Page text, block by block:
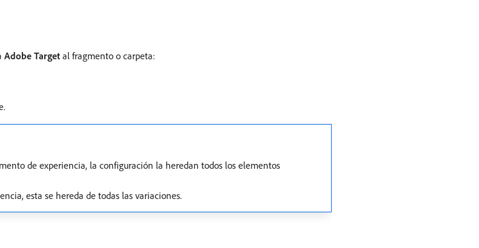
Adobe Target al fragmento o carpeta:
de experiencia, la configuración la heredan todos los elementos
esta se hereda de todas las variaciones.